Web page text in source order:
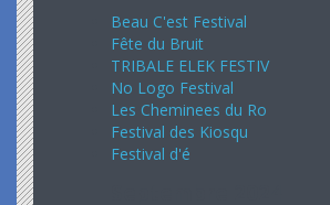
Beau C'est Festival
Fête du Bruit
TRIBALE ELEK FESTIV
No Logo Festival
Les Cheminees du Ro
Festival des Kiosqu
Festival d'é